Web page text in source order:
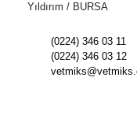
Yıldırım / BURSA
(0224) 346 03 11
(0224) 346 03 12